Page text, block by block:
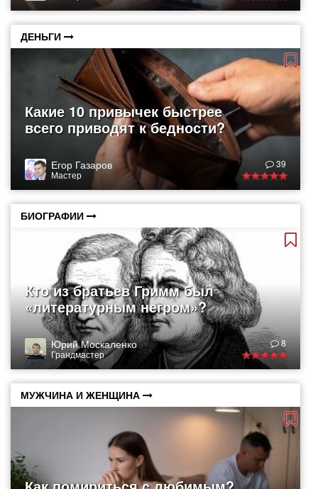
ДЕНЬГИ
Какие 10 привычек быстрее
всего приводят к бедности?
Егор Газаров
Мастер
39
БИОГРАФИИ
Кто из братьев Гримм был
«литературным негром»?
Юрий Москаленко
Грандмастер
8
МУЖЧИНА И ЖЕНЩИНА